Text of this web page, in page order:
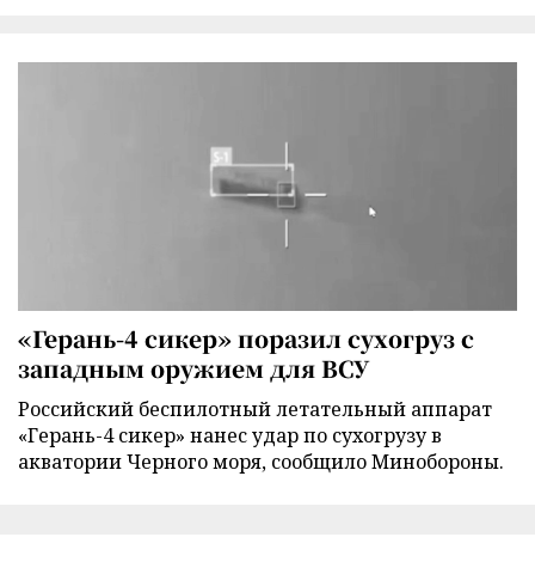
«Герань-4 сикер» поразил сухогруз с
западным оружием для ВСУ
Российский беспилотный летательный аппарат
«Герань-4 сикер» нанес удар по сухогрузу в
акватории Черного моря, сообщило Минобороны.